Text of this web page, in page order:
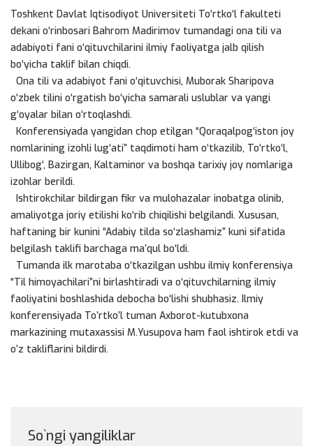
Toshkent Davlat Iqtisodiyot Universiteti To‘rtko‘l fakulteti
dekani o‘rinbosari Bahrom Madirimov tumandagi ona tili va
adabiyoti fani o‘qituvchilarini ilmiy faoliyatga jalb qilish
bo‘yicha taklif bilan chiqdi.
Ona tili va adabiyot fani o‘qituvchisi, Muborak Sharipova
o‘zbek tilini o‘rgatish bo‘yicha samarali uslublar va yangi
g‘oyalar bilan o‘rtoqlashdi.
Konferensiyada yangidan chop etilgan “Qoraqalpog‘iston joy
nomlarining izohli lug‘ati” taqdimoti ham o‘tkazilib, To‘rtko‘l,
Ullibog‘, Bazirgan, Kaltaminor va boshqa tarixiy joy nomlariga
izohlar berildi.
Ishtirokchilar bildirgan fikr va mulohazalar inobatga olinib,
amaliyotga joriy etilishi ko‘rib chiqilishi belgilandi. Xususan,
haftaning bir kunini “Adabiy tilda so‘zlashamiz” kuni sifatida
belgilash taklifi barchaga ma’qul bo‘ldi.
Tumanda ilk marotaba o‘tkazilgan ushbu ilmiy konferensiya
“Til himoyachilari”ni birlashtiradi va o‘qituvchilarning ilmiy
faoliyatini boshlashida debocha bo‘lishi shubhasiz. Ilmiy
konferensiyada To’rtko’l tuman Axborot-kutubxona
markazining mutaxassisi M.Yusupova ham faol ishtirok etdi va
o’z takliflarini bildirdi.
So`ngi yangiliklar